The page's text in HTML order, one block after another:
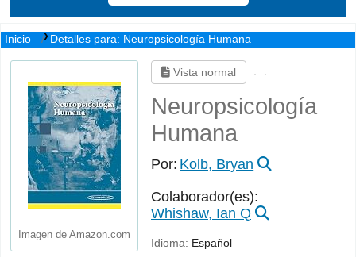
Inicio Detalles para: Neuropsicología Humana
Imagen de Amazon.com
Vista normal
Neuropsicología
Humana
Por: Kolb, Bryan
Colaborador(es):
Whishaw, Ian Q
Idioma: Español